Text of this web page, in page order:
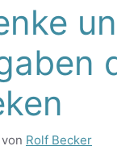
von Rolf Becker